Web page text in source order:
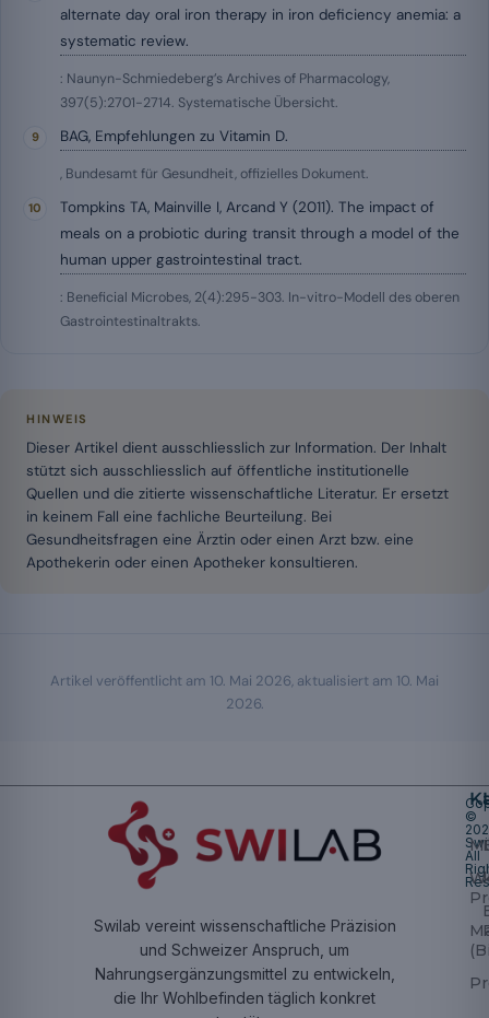
alternate day oral iron therapy in iron deficiency anemia: a
systematic review.
: Naunyn-Schmiedeberg’s Archives of Pharmacology,
397(5):2701-2714. Systematische Übersicht.
BAG, Empfehlungen zu Vitamin D.
, Bundesamt für Gesundheit, offizielles Dokument.
Tompkins TA, Mainville I, Arcand Y (2011). The impact of
meals on a probiotic during transit through a model of the
human upper gastrointestinal tract.
: Beneficial Microbes, 2(4):295-303. In-vitro-Modell des oberen
Gastrointestinaltrakts.
HINWEIS
Dieser Artikel dient ausschliesslich zur Information. Der Inhalt
stützt sich ausschliesslich auf öffentliche institutionelle
Quellen und die zitierte wissenschaftliche Literatur. Er ersetzt
in keinem Fall eine fachliche Beurteilung. Bei
Gesundheitsfragen eine Ärztin oder einen Arzt bzw. eine
Apothekerin oder einen Apotheker konsultieren.
Artikel veröffentlicht am 10. Mai 2026, aktualisiert am 10. Mai
2026.
Swilab vereint wissenschaftliche Präzision
und Schweizer Anspruch, um
Nahrungsergänzungsmittel zu entwickeln,
die Ihr Wohlbefinden täglich konkret
©
All